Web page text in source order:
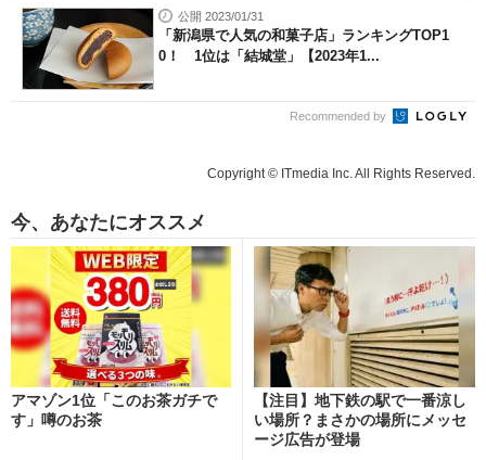
公開 2023/01/31
「新潟県で人気の和菓子店」ランキングTOP1
0！ 1位は「結城堂」【2023年1...
Recommended by
Copyright © ITmedia Inc. All Rights Reserved.
今、あなたにオススメ
アマゾン1位「このお茶ガチで
す」噂のお茶
【注目】地下鉄の駅で一番涼し
い場所？まさかの場所にメッセ
ージ広告が登場